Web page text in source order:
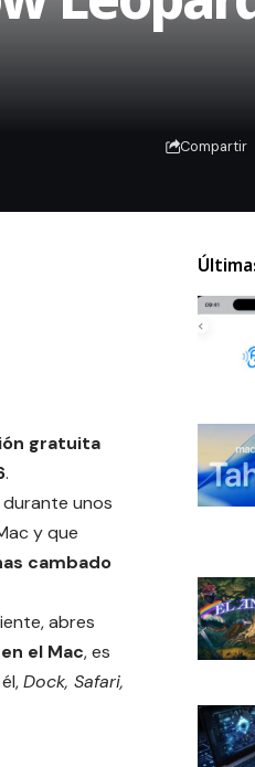
Compartir
gratuita
.
unos
y que
cambado
abres
el Mac, es
Dock, Safari,